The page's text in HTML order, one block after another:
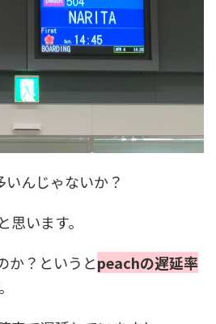
いんじゃないか？
います。
か？というとpeachの遅延率